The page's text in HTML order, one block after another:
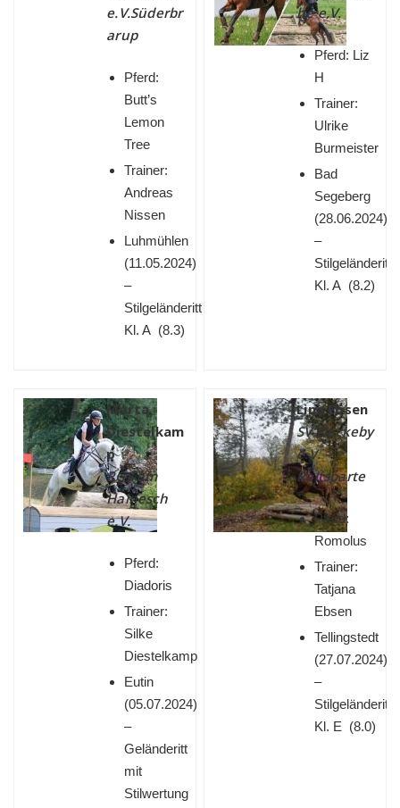
e.V.Süderbr
arup
Pferd:
Butt’s
Lemon
Tree
Trainer:
Andreas
Nissen
Luhmühlen
(11.05.2024)
–
Stilgeländeritt
Kl. A (8.3)
he e.V.
Pferd: Liz
H
Trainer:
Ulrike
Burmeister
Bad
Segeberg
(28.06.2024)
–
Stilgeländeritt
Kl. A (8.2)
Marta
Diestelkam
p
RGS am
Hainesch
e.V.
Pferd:
Diadoris
Trainer:
Silke
Diestelkamp
Eutin
(05.07.2024)
–
Geländeritt
mit
Stilwertung
Lina Ebsen
SV Fleckeby
e.V. –
Reitsparte
Pferd:
Romolus
Trainer:
Tatjana
Ebsen
Tellingstedt
(27.07.2024)
–
Stilgeländeritt
Kl. E (8.0)